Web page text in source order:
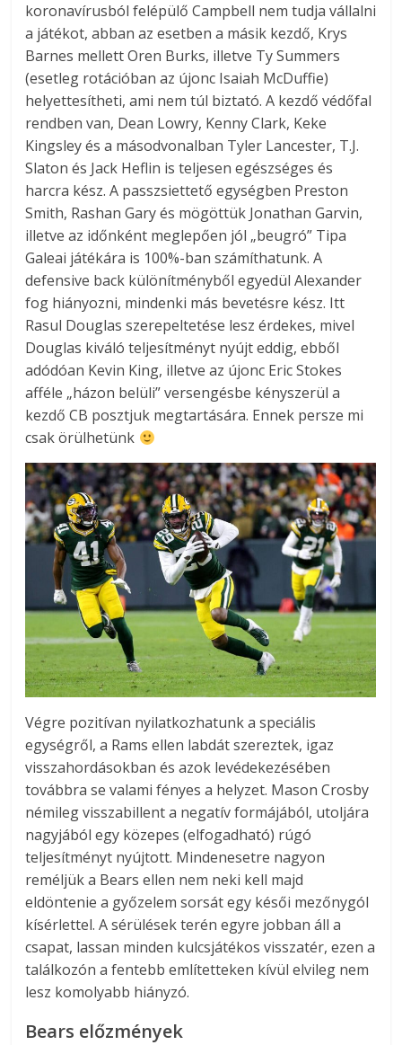
koronavírusból felépülő Campbell nem tudja vállalni
a játékot, abban az esetben a másik kezdő, Krys
Barnes mellett Oren Burks, illetve Ty Summers
(esetleg rotációban az újonc Isaiah McDuffie)
helyettesítheti, ami nem túl biztató. A kezdő védőfal
rendben van, Dean Lowry, Kenny Clark, Keke
Kingsley és a másodvonalban Tyler Lancester, T.J.
Slaton és Jack Heflin is teljesen egészséges és
harcra kész. A passzsiettető egységben Preston
Smith, Rashan Gary és mögöttük Jonathan Garvin,
illetve az időnként meglepően jól „beugró” Tipa
Galeai játékára is 100%-ban számíthatunk. A
defensive back különítményből egyedül Alexander
fog hiányozni, mindenki más bevetésre kész. Itt
Rasul Douglas szerepeltetése lesz érdekes, mivel
Douglas kiváló teljesítményt nyújt eddig, ebből
adódóan Kevin King, illetve az újonc Eric Stokes
afféle „házon belüli” versengésbe kényszerül a
kezdő CB posztjuk megtartására. Ennek persze mi
csak örülhetünk
Végre pozitívan nyilatkozhatunk a speciális
egységről, a Rams ellen labdát szereztek, igaz
visszahordásokban és azok levédekezésében
továbbra se valami fényes a helyzet. Mason Crosby
némileg visszabillent a negatív formájából, utoljára
nagyjából egy közepes (elfogadható) rúgó
teljesítményt nyújtott. Mindenesetre nagyon
reméljük a Bears ellen nem neki kell majd
eldöntenie a győzelem sorsát egy késői mezőnygól
kísérlettel. A sérülések terén egyre jobban áll a
csapat, lassan minden kulcsjátékos visszatér, ezen a
találkozón a fentebb említetteken kívül elvileg nem
lesz komolyabb hiányzó.
Bears előzmények